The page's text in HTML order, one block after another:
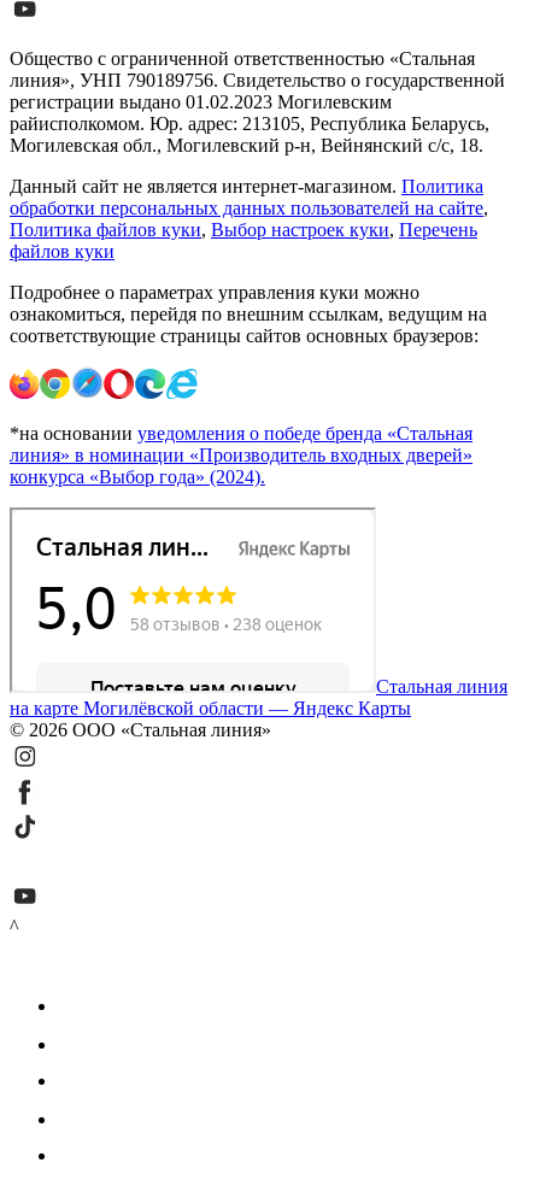
Общество с ограниченной ответственностью «Стальная
линия», УНП 790189756. Свидетельство о государственной
регистрации выдано 01.02.2023 Могилевским
райисполкомом. Юр. адрес: 213105, Республика Беларусь,
Могилевская обл., Могилевский р-н, Вейнянский с/с, 18.
Данный сайт не является интернет-магазином. Политика
обработки персональных данных пользователей на сайте,
Политика файлов куки, Выбор настроек куки, Перечень
файлов куки
Подробнее о параметрах управления куки можно
ознакомиться, перейдя по внешним ссылкам, ведущим на
соответствующие страницы сайтов основных браузеров:
*на основании уведомления о победе бренда «Стальная
линия» в номинации «Производитель входных дверей»
конкурса «Выбор года» (2024).
Стальная линия
на карте Могилёвской области — Яндекс Карты
© 2026 ООО «Стальная линия»
^